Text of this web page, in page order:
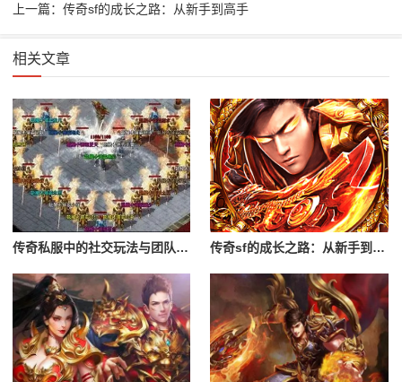
上一篇：传奇sf的成长之路：从新手到高手
相关文章
传奇私服中的社交玩法与团队合作 传奇sf的成长之路：从新手到高手